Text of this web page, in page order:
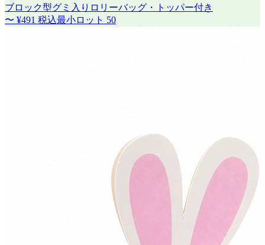
ブロック型グミ入りロリーバッグ・トッパー付き
〜 ¥491 税込最小ロット 50